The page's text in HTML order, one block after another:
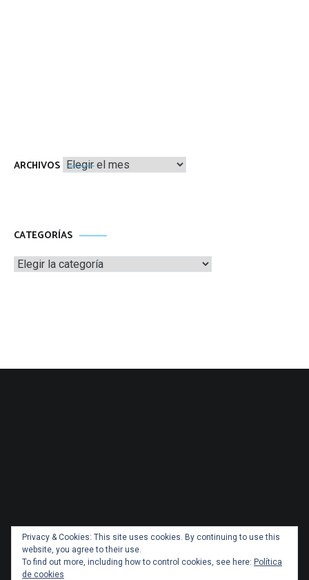
ARCHIVOS Archivos
CATEGORÍAS
Categorías
Privacy & Cookies: This site uses cookies. By continuing to use this
website, you agree to their use.
To find out more, including how to control cookies, see here: Política
de cookies